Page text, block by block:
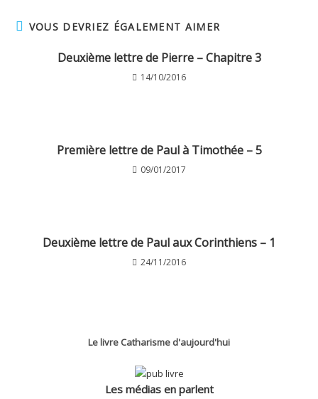
VOUS DEVRIEZ ÉGALEMENT AIMER
Deuxième lettre de Pierre – Chapitre 3
14/10/2016
Première lettre de Paul à Timothée – 5
09/01/2017
Deuxième lettre de Paul aux Corinthiens – 1
24/11/2016
Le livre Catharisme d'aujourd'hui
Les médias en parlent